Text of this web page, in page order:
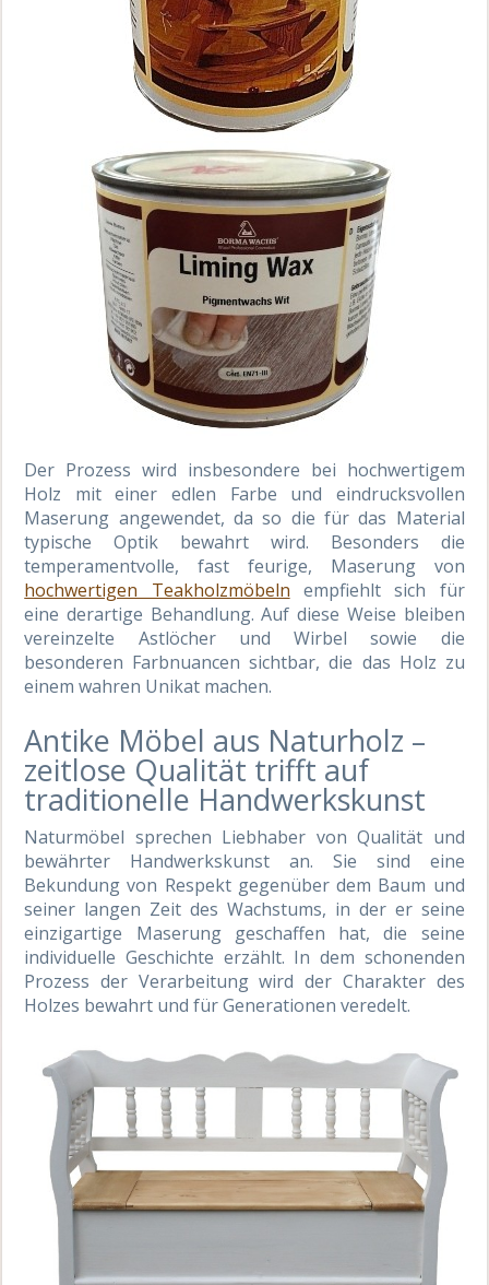
Der Prozess wird insbesondere bei hochwertigem
Holz mit einer edlen Farbe und eindrucksvollen
Maserung angewendet, da so die für das Material
typische Optik bewahrt wird. Besonders die
temperamentvolle, fast feurige, Maserung von
hochwertigen Teakholzmöbeln empfiehlt sich für
eine derartige Behandlung. Auf diese Weise bleiben
vereinzelte Astlöcher und Wirbel sowie die
besonderen Farbnuancen sichtbar, die das Holz zu
einem wahren Unikat machen.
Antike Möbel aus Naturholz –
zeitlose Qualität trifft auf
traditionelle Handwerkskunst
Naturmöbel sprechen Liebhaber von Qualität und
bewährter Handwerkskunst an. Sie sind eine
Bekundung von Respekt gegenüber dem Baum und
seiner langen Zeit des Wachstums, in der er seine
einzigartige Maserung geschaffen hat, die seine
individuelle Geschichte erzählt. In dem schonenden
Prozess der Verarbeitung wird der Charakter des
Holzes bewahrt und für Generationen veredelt.